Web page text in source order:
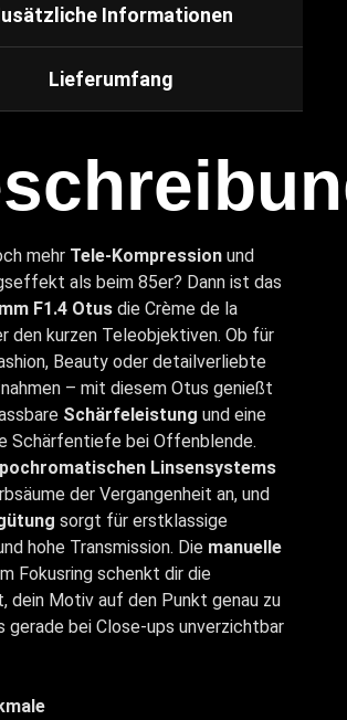
Informationen
Lieferumfang
mehr Tele-Kompression und
als beim 85er? Dann ist das
F1.4 Otus die Crème de la
den kurzen Teleobjektiven. Ob für
Beauty oder detailverliebte
– mit diesem Otus genießt
Schärfeleistung und eine
Schärfentiefe bei Offenblende.
Linsensystems
der Vergangenheit an, und
sorgt für erstklassige
hohe Transmission. Die manuelle
Fokusring schenkt dir die
dein Motiv auf den Punkt genau zu
gerade bei Close-ups unverzichtbar